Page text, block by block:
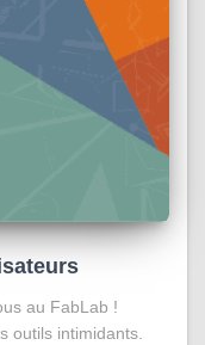
au FabLab !
outils intimidants.